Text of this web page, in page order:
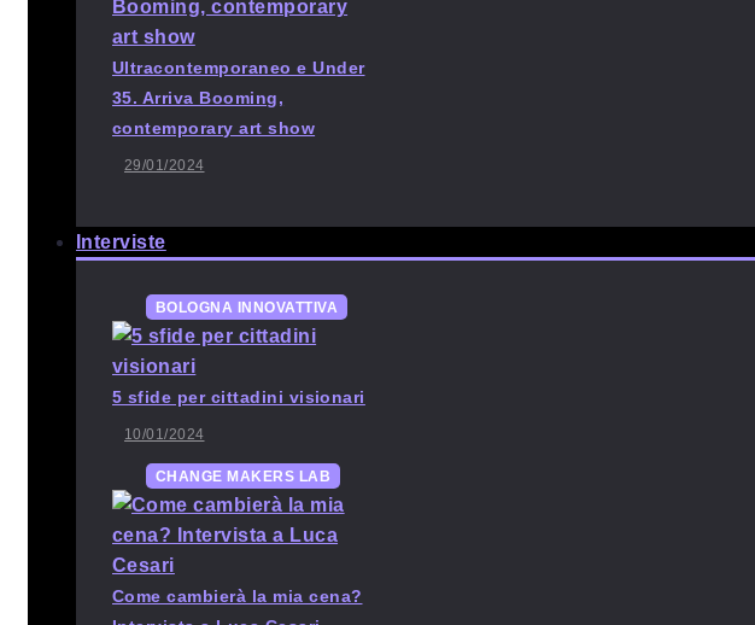
Ultracontemporaneo e Under
35. Arriva Booming,
contemporary art show
29/01/2024
Interviste
BOLOGNA INNOVATTIVA
5 sfide per cittadini visionari
10/01/2024
CHANGE MAKERS LAB
Come cambierà la mia cena?